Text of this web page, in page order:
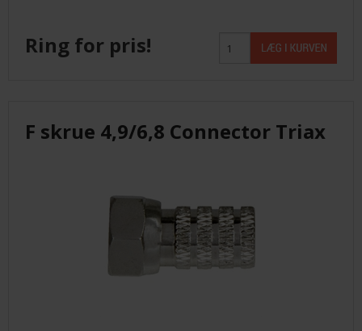
Ring for pris!
F skrue 4,9/6,8 Connector Triax